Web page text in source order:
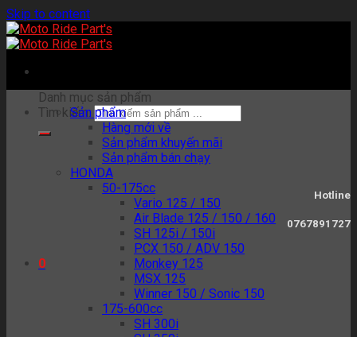
Skip to content
Tìm kiếm:
Hotline
0767891727
0
Danh mục sản phẩm
Sản phẩm
Hàng mới về
Sản phẩm khuyến mãi
Sản phẩm bán chạy
HONDA
50-175cc
Vario 125 / 150
Air Blade 125 / 150 / 160
SH 125i / 150i
PCX 150 / ADV 150
Monkey 125
MSX 125
Winner 150 / Sonic 150
175-600cc
SH 300i